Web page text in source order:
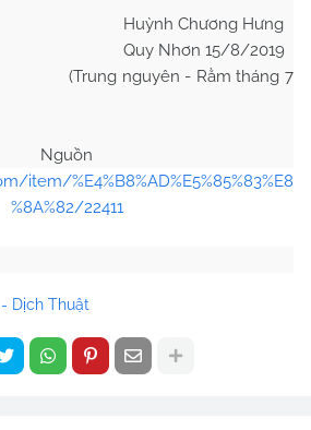
Hưng
15/8/2019
- Rằm tháng 7
Nguồn
item/%E4%B8%AD%E5%85%83%E8
%8A%82/22411
Dịch Thuật